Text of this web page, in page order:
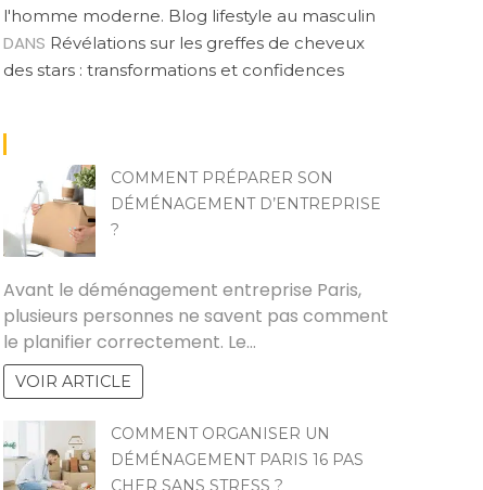
l'homme moderne. Blog lifestyle au masculin
DANS Révélations sur les greffes de cheveux
des stars : transformations et confidences
COMMENT PRÉPARER SON
DÉMÉNAGEMENT D’ENTREPRISE
?
Avant le déménagement entreprise Paris,
plusieurs personnes ne savent pas comment
le planifier correctement. Le…
VOIR ARTICLE
COMMENT ORGANISER UN
DÉMÉNAGEMENT PARIS 16 PAS
CHER SANS STRESS ?